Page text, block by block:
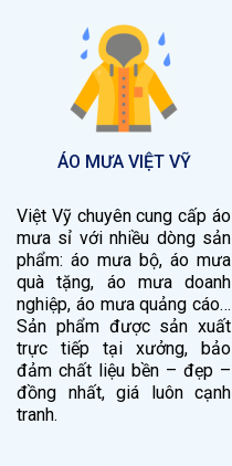
ÁO MƯA VIỆT VỸ
Việt Vỹ chuyên cung cấp áo
mưa sỉ với nhiều dòng sản
phẩm: áo mưa bộ, áo mưa
quà tặng, áo mưa doanh
nghiệp, áo mưa quảng cáo…
Sản phẩm được sản xuất
trực tiếp tại xưởng, bảo
đảm chất liệu bền – đẹp –
đồng nhất, giá luôn cạnh
tranh.